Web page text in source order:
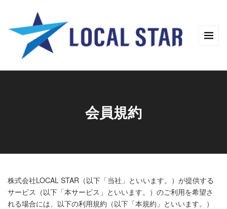
会員規約
株式会社LOCAL STAR（以下「当社」といいます。）が提供する
サービス（以下「本サービス」といいます。）のご利用を希望さ
れる場合には、以下の利用規約（以下「本規約」といいます。）